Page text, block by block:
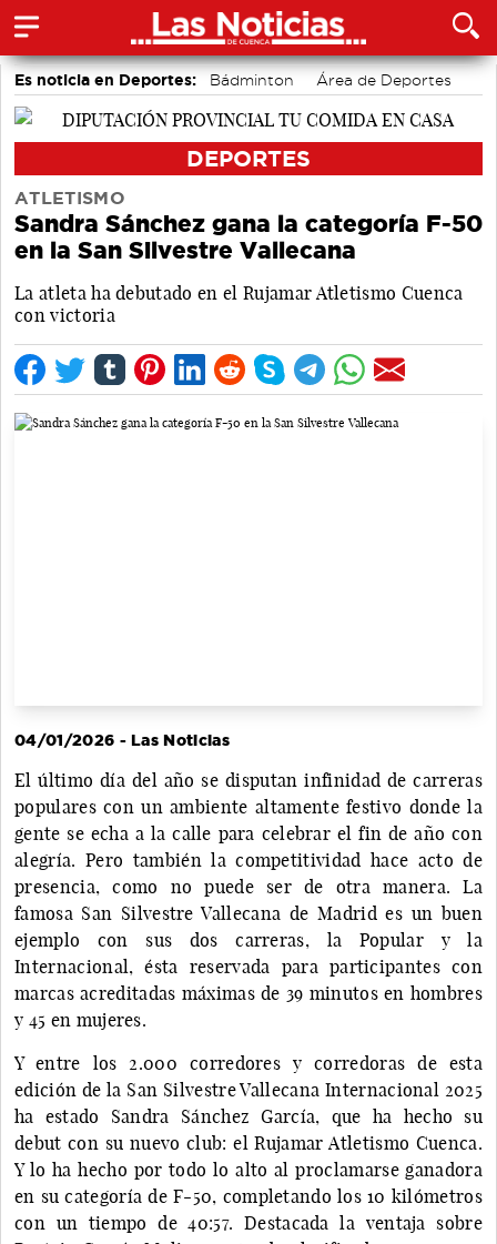
Es noticia en Deportes: Bádminton
Área de Deportes
Motor
DEPORTES
ATLETISMO
Sandra Sánchez gana la categoría F-50
en la San Silvestre Vallecana
La atleta ha debutado en el Rujamar Atletismo Cuenca
con victoria
04/01/2026 - Las Noticias
El último día del año se disputan infinidad de carreras
populares con un ambiente altamente festivo donde la
gente se echa a la calle para celebrar el fin de año con
alegría. Pero también la competitividad hace acto de
presencia, como no puede ser de otra manera. La
famosa San Silvestre Vallecana de Madrid es un buen
ejemplo con sus dos carreras, la Popular y la
Internacional, ésta reservada para participantes con
marcas acreditadas máximas de 39 minutos en hombres
y 45 en mujeres.
Y entre los 2.000 corredores y corredoras de esta
edición de la San Silvestre Vallecana Internacional 2025
ha estado Sandra Sánchez García, que ha hecho su
debut con su nuevo club: el Rujamar Atletismo Cuenca.
Y lo ha hecho por todo lo alto al proclamarse ganadora
en su categoría de F-50, completando los 10 kilómetros
con un tiempo de 40:57. Destacada la ventaja sobre